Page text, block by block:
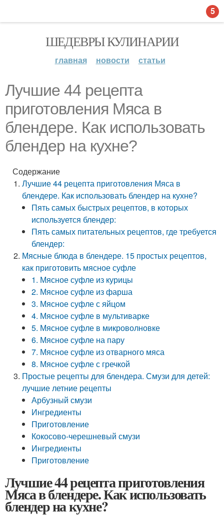
ШЕДЕВРЫ КУЛИНАРИИ
главная новости статьи
Лучшие 44 рецепта
приготовления Мяса в
блендере. Как использовать
блендер на кухне?
Содержание
Лучшие 44 рецепта приготовления Мяса в
блендере. Как использовать блендер на кухне?
Пять самых быстрых рецептов, в которых
используется блендер:
Пять самых питательных рецептов, где требуется
блендер:
Мясные блюда в блендере. 15 простых рецептов,
как приготовить мясное суфле
1. Мясное суфле из курицы
2. Мясное суфле из фарша
3. Мясное суфле с яйцом
4. Мясное суфле в мультиварке
5. Мясное суфле в микроволновке
6. Мясное суфле на пару
7. Мясное суфле из отварного мяса
8. Мясное суфле с гречкой
Простые рецепты для блендера. Смузи для детей:
лучшие летние рецепты
Арбузный смузи
Ингредиенты
Приготовление
Кокосово-черешневый смузи
Ингредиенты
Приготовление
Лучшие 44 рецепта приготовления
Мяса в блендере. Как использовать
блендер на кухне?
5